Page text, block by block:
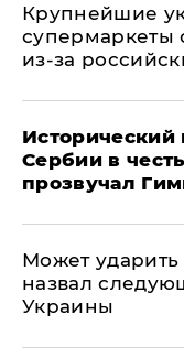
Крупнейшие
супермаркеты
из-за
Исторический
Сербии в
прозвучал
Может
назвал
Украины